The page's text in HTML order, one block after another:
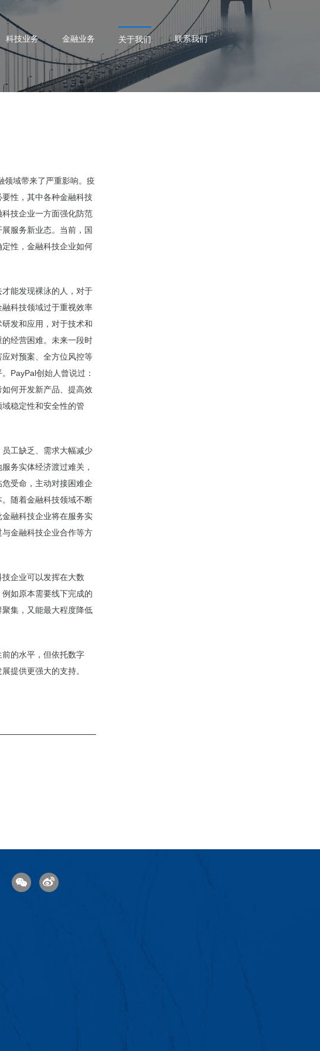
科技业务 金融业务 关于我们 联系我们
域带来了严重影响。疫
性，其中各种金融科技
科技企业一方面强化防范
服务新业态。当前，国
性，金融科技企业如何
能发现裸泳的人，对于
科技领域过于重视效率
发和应用，对于技术和
经营困难。未来一段时
对预案、全方位风控等
PayPal创始人曾说过：
何开发新产品、提高效
稳定性和安全性的管
工缺乏、需求大幅减少
务实体经济渡过难关，
受命，主动对接困难企
随着金融科技领域不断
融科技企业将在服务实
金融科技企业合作等方
企业可以发挥在大数
如原本需要线下完成的
集，又能最大程度降低
的水平，但依托数字
提供更强大的支持。